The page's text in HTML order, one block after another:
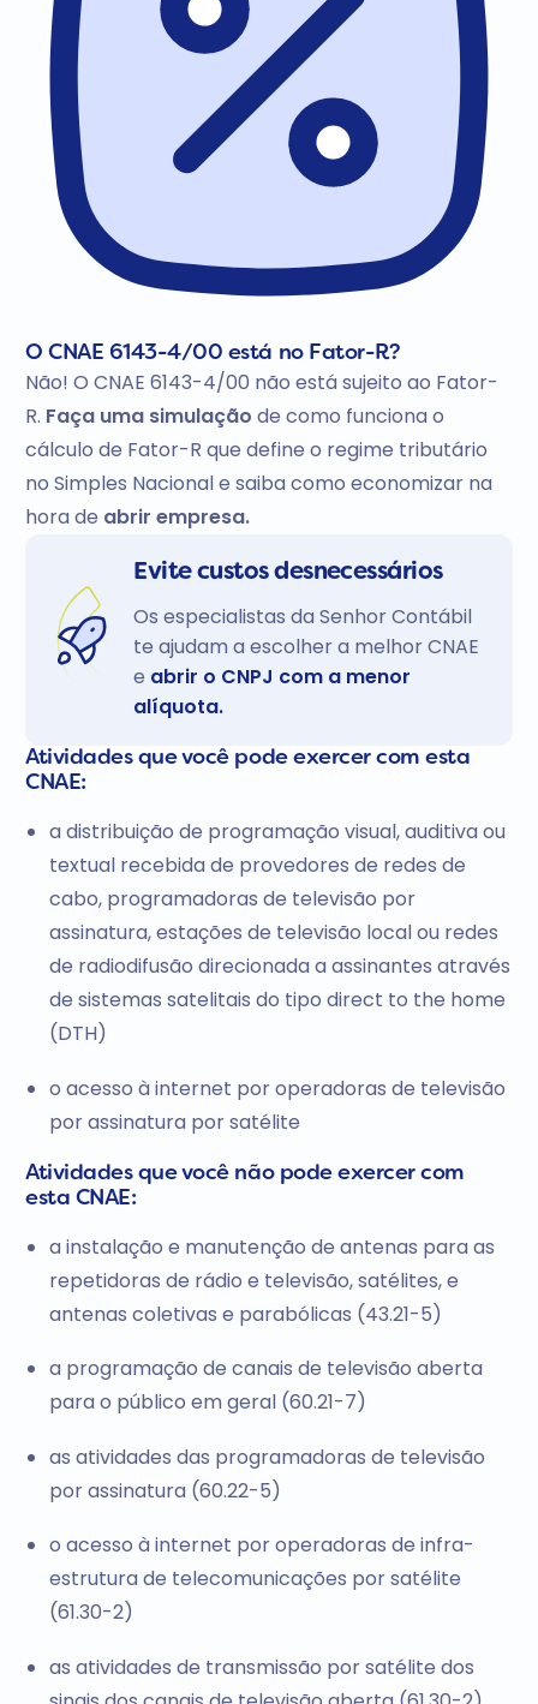
O CNAE 6143-4/00 está no Fator-R?
Não! O CNAE 6143-4/00 não está sujeito ao Fator-
R. Faça uma simulação de como funciona o
cálculo de Fator-R que define o regime tributário
no Simples Nacional e saiba como economizar na
hora de abrir empresa.
Evite custos desnecessários
Os especialistas da Senhor Contábil
te ajudam a escolher a melhor CNAE
e abrir o CNPJ com a menor
alíquota.
Atividades que você pode exercer com esta
CNAE:
a distribuição de programação visual, auditiva ou
textual recebida de provedores de redes de
cabo, programadoras de televisão por
assinatura, estações de televisão local ou redes
de radiodifusão direcionada a assinantes através
de sistemas satelitais do tipo direct to the home
(DTH)
o acesso à internet por operadoras de televisão
por assinatura por satélite
Atividades que você não pode exercer com
esta CNAE:
a instalação e manutenção de antenas para as
repetidoras de rádio e televisão, satélites, e
antenas coletivas e parabólicas (43.21-5)
a programação de canais de televisão aberta
para o público em geral (60.21-7)
as atividades das programadoras de televisão
por assinatura (60.22-5)
o acesso à internet por operadoras de infra-
estrutura de telecomunicações por satélite
(61.30-2)
as atividades de transmissão por satélite dos